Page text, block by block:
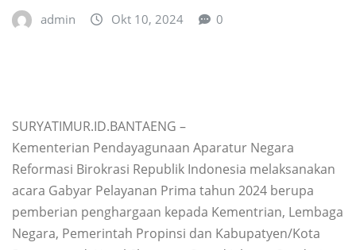
admin Okt 10, 2024 0
SURYATIMUR.ID.BANTAENG –
Kementerian Pendayagunaan Aparatur Negara
Reformasi Birokrasi Republik Indonesia melaksanakan
acara Gabyar Pelayanan Prima tahun 2024 berupa
pemberian penghargaan kepada Kementrian, Lembaga
Negara, Pemerintah Propinsi dan Kabupatyen/Kota